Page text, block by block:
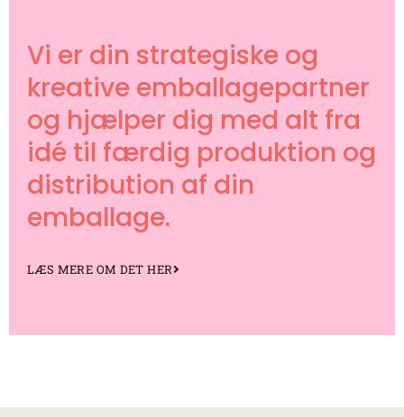
Vi er din strategiske og
kreative emballagepartner
og hjælper dig med alt fra
idé til færdig produktion og
distribution af din
emballage.
LÆS MERE OM DET HER